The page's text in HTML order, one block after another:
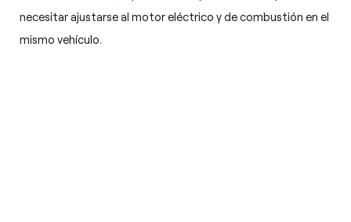
necesitar ajustarse al motor eléctrico y de combustión en el
mismo vehículo.